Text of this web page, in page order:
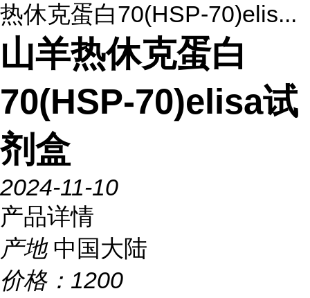
热休克蛋白70(HSP-70)elis...
山羊热休克蛋白
70(HSP-70)elisa试
剂盒
2024-11-10
产品详情
产地 中国大陆
价格： 1200